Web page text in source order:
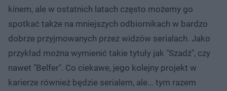
kinem, ale w ostatnich latach często możemy go
spotkać także na mniejszych odbiornikach w bardzo
dobrze przyjmowanych przez widzów serialach. Jako
przykład można wymienić takie tytuły jak "Szadź", czy
nawet "Belfer". Co ciekawe, jego kolejny projekt w
karierze również będzie serialem, ale... tym razem